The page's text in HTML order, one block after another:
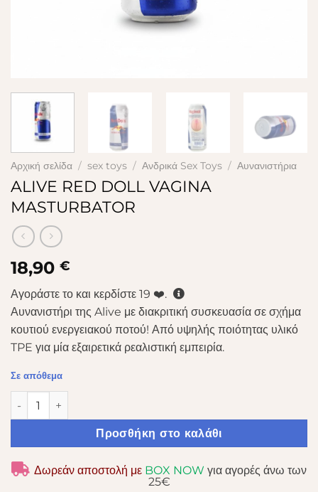
Αρχική σελίδα / sex toys / Ανδρικά Sex Toys / Αυνανιστήρια
ALIVE RED DOLL VAGINA
MASTURBATOR
18,90 €
Αγοράστε το και κερδίστε 19 ❤️.
Αυνανιστήρι της Alive με διακριτική συσκευασία σε σχήμα
κουτιού ενεργειακού ποτού! Από υψηλής ποιότητας υλικό
TPE για μία εξαιρετικά ρεαλιστική εμπειρία.
Σε απόθεμα
ALIVE RED DOLL VAGINA MASTURBATOR ποσότητα
Προσθήκη στο καλάθι
Δωρεάν αποστολή με BOX NOW για αγορές άνω των
25€